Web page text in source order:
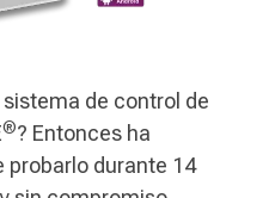
de control de
®? Entonces ha
probarlo durante 14